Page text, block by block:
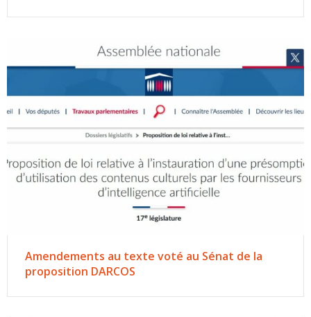
Amendements au texte voté au Sénat de la
proposition DARCOS